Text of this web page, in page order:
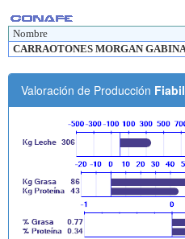
Nombre
CARRAOTONES MORGAN
Valoración de Producción